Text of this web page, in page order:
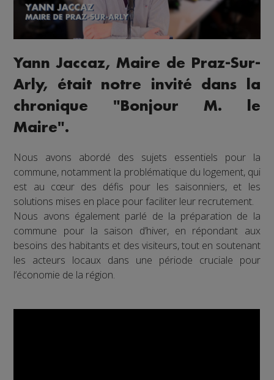
Yann Jaccaz, Maire de Praz-Sur-
Arly, était notre invité dans la
chronique "Bonjour M. le
Maire".
Nous avons abordé des sujets essentiels pour la
commune, notamment la problématique du logement, qui
est au cœur des défis pour les saisonniers, et les
solutions mises en place pour faciliter leur recrutement.
Nous avons également parlé de la préparation de la
commune pour la saison d’hiver, en répondant aux
besoins des habitants et des visiteurs, tout en soutenant
les acteurs locaux dans une période cruciale pour
l’économie de la région.